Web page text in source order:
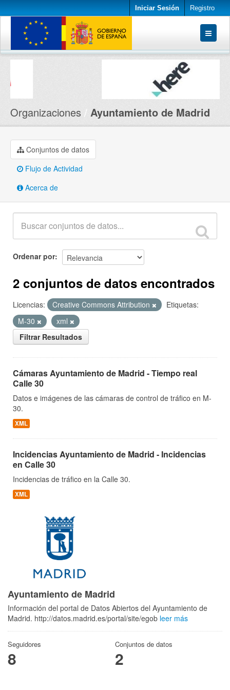
Iniciar Sesión Registro
Conjuntos de datos
Organizaciones Ayuntamiento de Madrid
Conjuntos de datos
Flujo de Actividad
Acerca de
Ordenar por
2 conjuntos de datos encontrados
Licencias: Creative Commons Attribution
Etiquetas:
M-30
xml
Filtrar Resultados
Cámaras Ayuntamiento de Madrid - Tiempo real
Calle 30
Datos e imágenes de las cámaras de control de tráfico en M-
30.
XML
Incidencias Ayuntamiento de Madrid - Incidencias
en Calle 30
Incidencias de tráfico en la Calle 30.
XML
Ayuntamiento de Madrid
Información del portal de Datos Abiertos del Ayuntamiento de
Madrid. http://datos.madrid.es/portal/site/egob leer más
Seguidores
8
Conjuntos de datos
2